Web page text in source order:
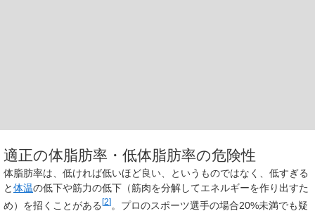
適正の体脂肪率・低体脂肪率の危険性
体脂肪率は、低ければ低いほど良い、というものではなく、低すぎる
と体温の低下や筋力の低下（筋肉を分解してエネルギーを作り出すた
め）を招くことがある [2] 。プロのスポーツ選手の場合20%未満でも疑